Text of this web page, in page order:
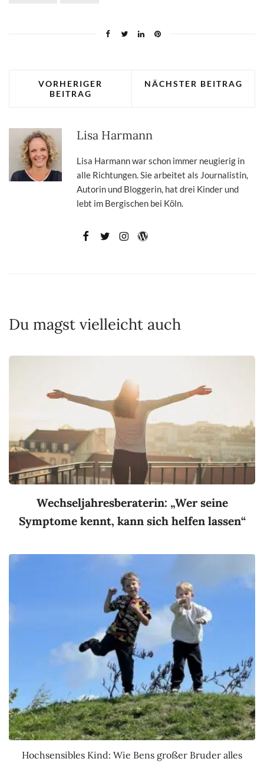
VORHERIGER
BEITRAG
NÄCHSTER BEITRAG
Lisa Harmann
Lisa Harmann war schon immer neugierig in
alle Richtungen. Sie arbeitet als Journalistin,
Autorin und Bloggerin, hat drei Kinder und
lebt im Bergischen bei Köln.
Du magst vielleicht auch
Wechseljahresberaterin: „Wer seine
Symptome kennt, kann sich helfen lassen“
Hochsensibles Kind: Wie Bens großer Bruder alles